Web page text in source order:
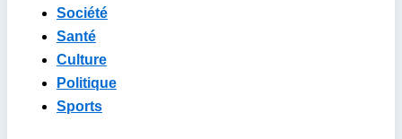
Société
Santé
Culture
Politique
Sports